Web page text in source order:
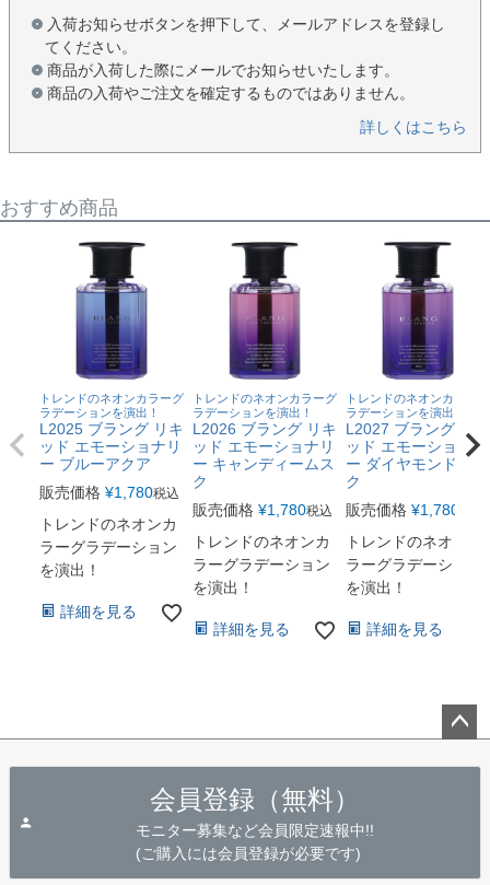
入荷お知らせボタンを押下して、メールアドレスを登録し
てください。
商品が入荷した際にメールでお知らせいたします。
商品の入荷やご注文を確定するものではありません。
詳しくはこちら
おすすめ商品
トレンドのネオンカラーグ
ラデーションを演出！
L2025 ブラング リキ
ッド エモーショナリ
ー ブルーアクア
販売価格 ¥1,780税込
トレンドのネオンカ
ラーグラデーション
を演出！
詳細を見る
トレンドのネオンカラーグ
ラデーションを演出！
L2026 ブラング リキ
ッド エモーショナリ
ー キャンディームス
ク
販売価格 ¥1,780税込
トレンドのネオンカ
ラーグラデーション
を演出！
詳細を見る
トレンドのネオンカラーグ
ラデーションを演出！
L2027 ブラング リキ
ッド エモーショナリ
ー ダイヤモンドムス
ク
販売価格 ¥1,780
トレンドのネオンカ
ラーグラデーション
を演出！
詳細を見る
会員登録（無料）
モニター募集など会員限定速報中!!
(ご購入には会員登録が必要です)